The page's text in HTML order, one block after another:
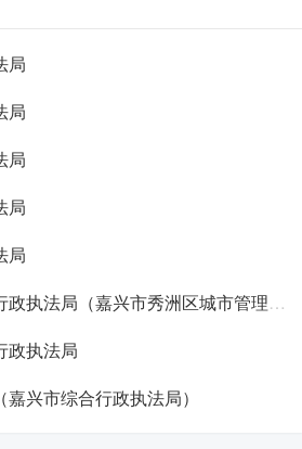
局
局
局
局
局
执法局（嘉兴市秀洲区城市管理局）
政执法局
兴市综合行政执法局）